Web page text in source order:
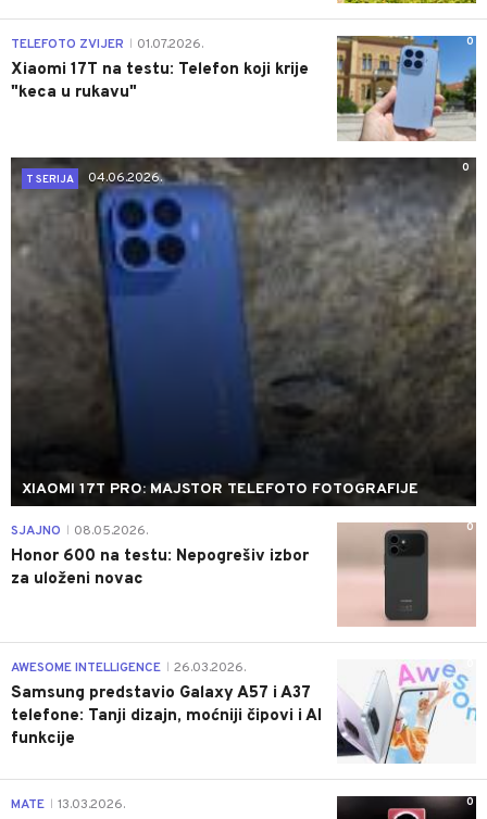
0
TELEFOTO ZVIJER 01.07.2026.
Xiaomi 17T na testu: Telefon koji krije
"keca u rukavu"
0
T SERIJA
04.06.2026.
XIAOMI 17T PRO: MAJSTOR TELEFOTO FOTOGRAFIJE
0
SJAJNO 08.05.2026.
Honor 600 na testu: Nepogrešiv izbor
za uloženi novac
AWESOME INTELLIGENCE 26.03.2026.
Samsung predstavio Galaxy A57 i A37
telefone: Tanji dizajn, moćniji čipovi i AI
funkcije
0
MATE 13.03.2026.